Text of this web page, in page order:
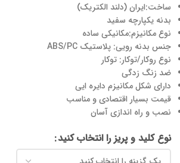
ساخت:ایران (دلند الکتریک)
بدنه یکپارچه سفید
نوع مکانیزم:مکانیکی ساده
جنس بدنه رویی: پلاستیک ABS/PC
نوع روکار/توکار: توکار
ضد زنگ زدگی
دارای شکل مکانیزم دایره ایی
قیمت بسیار اقتصادی و مناسب
نصب و راه اندازی آسان
نوع کلید و پریز را انتخاب کنید